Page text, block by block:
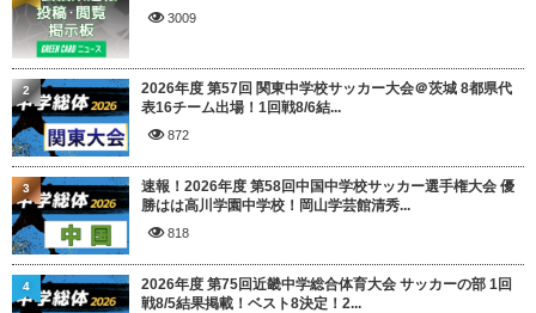
3009
2026年度 第57回 関東中学校サッカー大会＠茨城 8都県代
表16チーム出場！1回戦8/6結...
872
2
速報！2026年度 第58回中国中学校サッカー選手権大会 優
勝はは高川学園中学校！岡山学芸館清秀...
818
3
2026年度 第75回近畿中学総合体育大会 サッカーの部 1回
戦8/5結果掲載！ベスト8決定！2...
4